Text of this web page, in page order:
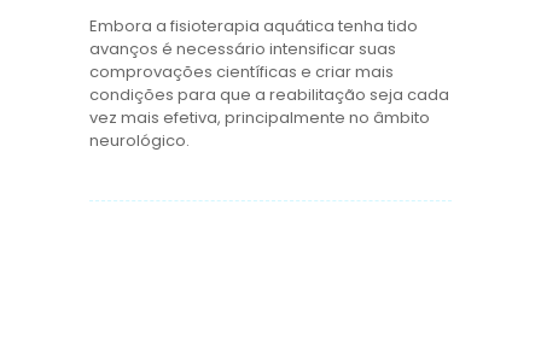
Embora a fisioterapia aquática tenha tido
avanços é necessário intensificar suas
comprovações científicas e criar mais
condições para que a reabilitação seja cada
vez mais efetiva, principalmente no âmbito
neurológico.